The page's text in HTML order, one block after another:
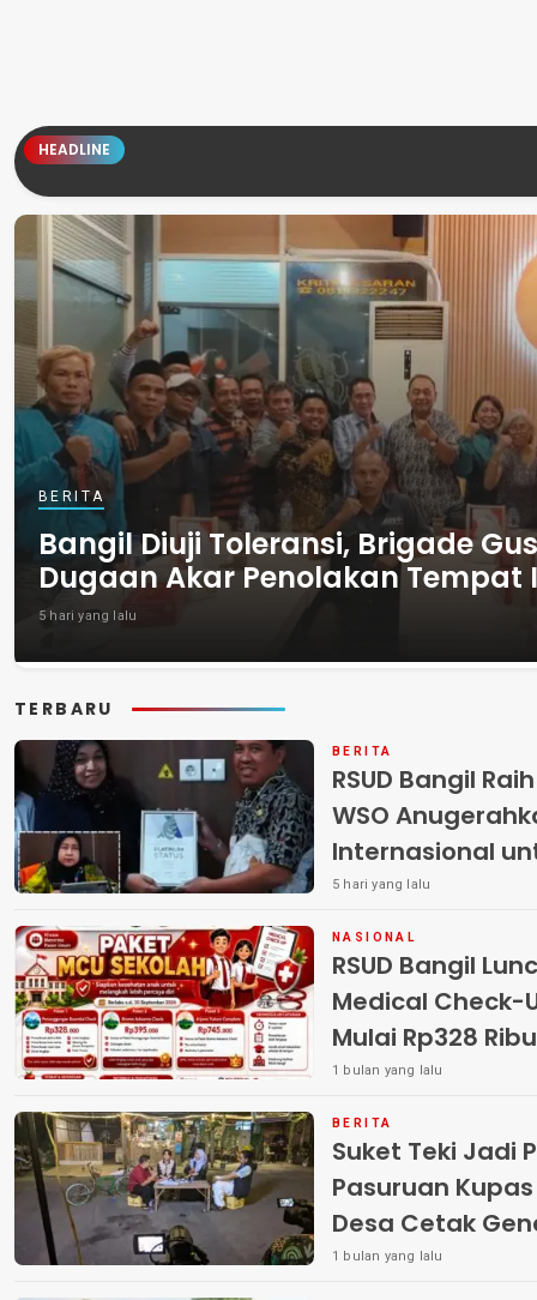
HEADLINE
BERITA
Bangil Diuji Toleransi, Brigade
Dugaan Akar Penolakan Tempat
5 hari yang lalu
TERBARU
BERITA
RSUD Bangil
WSO
Internasional
5 hari yang lalu
NASIONAL
RSUD Bangil
Medical Check-
Mulai Rp328
Tahun Ajaran
1 bulan yang lalu
BERITA
Suket Teki Jadi
Pasuruan
Desa Cetak
Digital
1 bulan yang lalu